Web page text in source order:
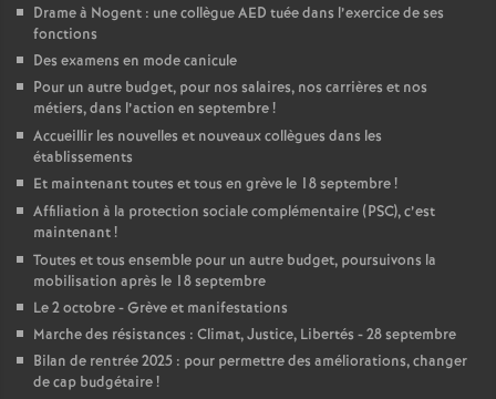
Drame à Nogent : une collègue AED tuée dans l’exercice de ses
fonctions
Des examens en mode canicule
Pour un autre budget, pour nos salaires, nos carrières et nos
métiers, dans l’action en septembre!
Accueillir les nouvelles et nouveaux collègues dans les
établissements
Et maintenant toutes et tous en grève le 18 septembre!
Affiliation à la protection sociale complémentaire (PSC), c’est
maintenant!
Toutes et tous ensemble pour un autre budget, poursuivons la
mobilisation après le 18 septembre
Le 2 octobre - Grève et manifestations
Marche des résistances : Climat, Justice, Libertés - 28 septembre
Bilan de rentrée 2025 : pour permettre des améliorations, changer
de cap budgétaire!